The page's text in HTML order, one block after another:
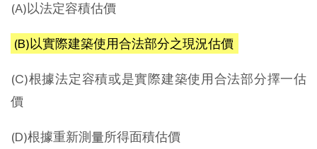
(A)以法定容積估價
(B)以實際建築使用合法部分之現況估價
(C)根據法定容積或是實際建築使用合法部分擇一估
價
(D)根據重新測量所得面積估價